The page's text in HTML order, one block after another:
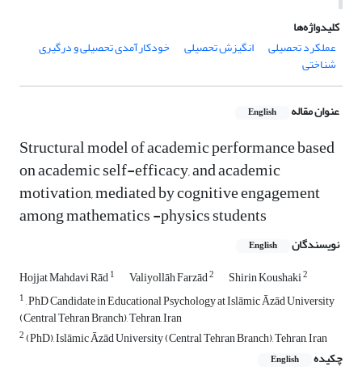
کلیدواژه‌ها
عملکرد تحصیلی
انگیزش تحصیلی خودکارآمدی تحصیلی و درگیری
شناختی
عنوان مقاله English
Structural model of academic performance based
on academic self-efficacy, and academic
motivation, mediated by cognitive engagement
among mathematics -physics students
نویسندگان English
Hojjat Mahdavi Rād1 Valiyollāh Farzād2 Shirin Koushaki2
1, PhD Candidate in Educational Psychology at Islāmic Āzād University
(Central Tehran Branch), Tehran, Iran
2(PhD), Islāmic Āzād University (Central Tehran Branch), Tehran, Iran
چکیده
English